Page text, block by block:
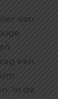
van
een
In de